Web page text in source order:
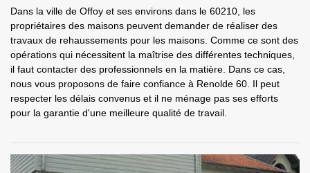
Dans la ville de Offoy et ses environs dans le 60210, les
propriétaires des maisons peuvent demander de réaliser des
travaux de rehaussements pour les maisons. Comme ce sont des
opérations qui nécessitent la maîtrise des différentes techniques,
il faut contacter des professionnels en la matière. Dans ce cas,
nous vous proposons de faire confiance à Renolde 60. Il peut
respecter les délais convenus et il ne ménage pas ses efforts
pour la garantie d'une meilleure qualité de travail.